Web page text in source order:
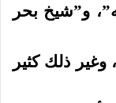
و”شيخ بحر
ذلك كثير